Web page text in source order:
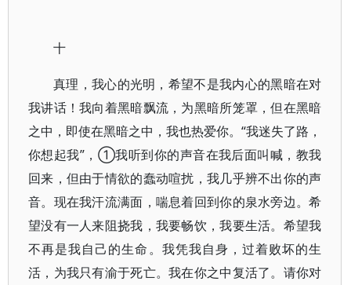
十
真理，我心的光明，希望不是我内心的黑暗在对
我讲话！我向着黑暗飘流，为黑暗所笼罩，但在黑暗
之中，即使在黑暗之中，我也热爱你。“我迷失了路，
你想起我”，①我听到你的声音在我后面叫喊，教我
回来，但由于情欲的蠢动喧扰，我几乎辨不出你的声
音。现在我汗流满面，喘息着回到你的泉水旁边。希
望没有一人来阻挠我，我要畅饮，我要生活。希望我
不再是我自己的生命。我凭我自身，过着败坏的生
活，为我只有渝于死亡。我在你之中复活了。请你对